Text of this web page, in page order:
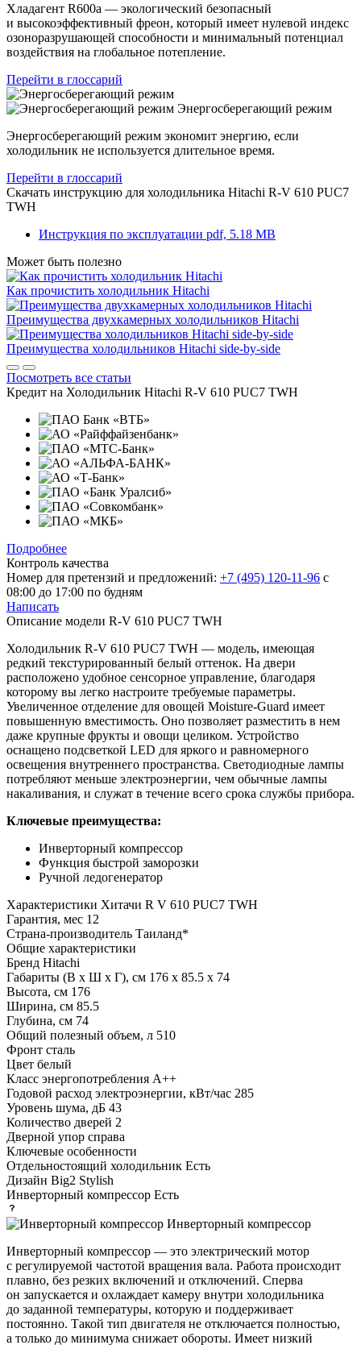
Хладагент R600a — экологический безопасный
и высокоэффективный фреон, который имеет нулевой индекс
озоноразрушающей способности и минимальный потенциал
воздействия на глобальное потепление.
Перейти в глоссарий
Энергосберегающий режим
Энергосберегающий режим экономит энергию, если
холодильник не используется длительное время.
Перейти в глоссарий
Скачать инструкцию для холодильника Hitachi R-V 610 PUC7
TWH
Инструкция по эксплуатации pdf, 5.18 MB
Может быть полезно
Как прочистить холодильник Hitachi
Преимущества двухкамерных холодильников Hitachi
Преимущества холодильников Hitachi side-by-side
Посмотреть все статьи
Кредит на Холодильник Hitachi R-V 610 PUC7 TWH
Подробнее
Контроль качества
Номер для претензий и предложений: +7 (495) 120-11-96 с
08:00 до 17:00 по будням
Написать
Описание модели R-V 610 PUC7 TWH
Холодильник R-V 610 PUC7 TWH — модель, имеющая
редкий текстурированный белый оттенок. На двери
расположено удобное сенсорное управление, благодаря
которому вы легко настроите требуемые параметры.
Увеличенное отделение для овощей Moisture-Guard имеет
повышенную вместимость. Оно позволяет разместить в нем
даже крупные фрукты и овощи целиком. Устройство
оснащено подсветкой LED для яркого и равномерного
освещения внутреннего пространства. Светодиодные лампы
потребляют меньше электроэнергии, чем обычные лампы
накаливания, и служат в течение всего срока службы прибора.
Ключевые преимущества:
Инверторный компрессор
Функция быстрой заморозки
Ручной ледогенератор
Характеристики Хитачи R V 610 PUC7 TWH
Гарантия, мес 12
Страна-производитель Таиланд*
Общие характеристики
Бренд Hitachi
Габариты (В х Ш х Г), см 176 х 85.5 х 74
Высота, см 176
Ширина, см 85.5
Глубина, см 74
Общий полезный объем, л 510
Фронт сталь
Цвет белый
Класс энергопотребления A++
Годовой расход электроэнергии, кВт/час 285
Уровень шума, дБ 43
Количество дверей 2
Дверной упор справа
Ключевые особенности
Отдельностоящий холодильник Есть
Дизайн Big2 Stylish
Инверторный компрессор Есть
Инверторный компрессор
Инверторный компрессор — это электрический мотор
с регулируемой частотой вращения вала. Работа происходит
плавно, без резких включений и отключений. Сперва
он запускается и охлаждает камеру внутри холодильника
до заданной температуры, которую и поддерживает
постоянно. Такой тип двигателя не отключается полностью,
а только до минимума снижает обороты. Имеет низкий